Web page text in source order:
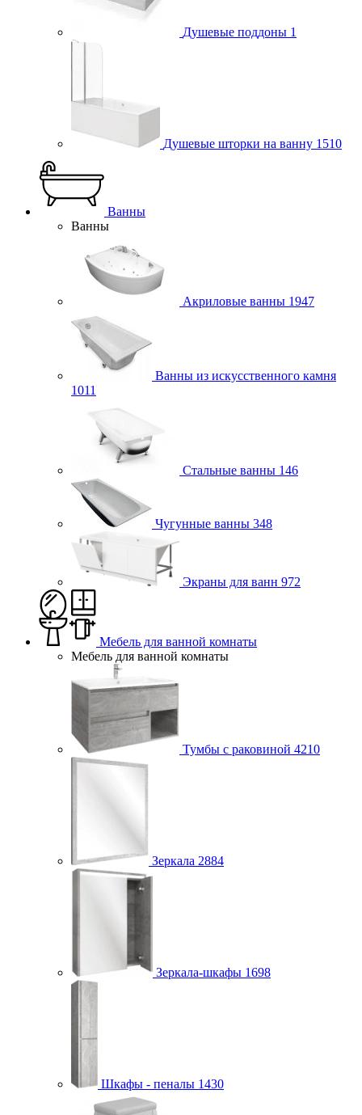
Душевые поддоны 1
Душевые шторки на ванну 1510
Ванны
Ванны
Акриловые ванны 1947
Ванны из искусственного камня
1011
Стальные ванны 146
Чугунные ванны 348
Экраны для ванн 972
Мебель для ванной комнаты
Мебель для ванной комнаты
Тумбы с раковиной 4210
Зеркала 2884
Зеркала-шкафы 1698
Шкафы - пеналы 1430